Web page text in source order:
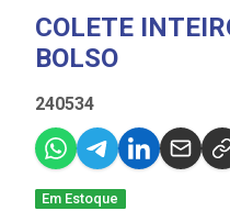
COLETE
BOLSO
240534
Em Estoque